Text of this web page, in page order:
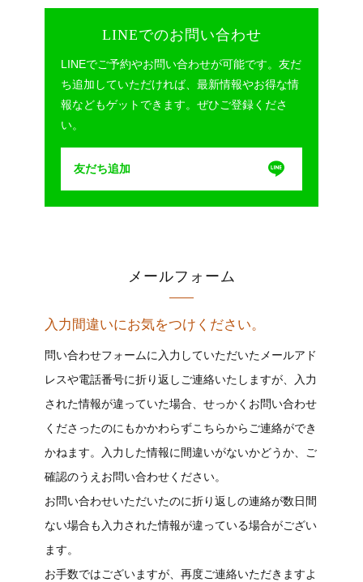
LINEでのお問い合わせ
LINEでご予約やお問い合わせが可能です。友だ
ち追加していただければ、最新情報やお得な情
報などもゲットできます。ぜひご登録くださ
い。
友だち追加
メールフォーム
入力間違いにお気をつけください。
問い合わせフォームに入力していただいたメールアド
レスや電話番号に折り返しご連絡いたしますが、入力
された情報が違っていた場合、せっかくお問い合わせ
くださったのにもかかわらずこちらからご連絡ができ
かねます。入力した情報に間違いがないかどうか、ご
確認のうえお問い合わせください。
お問い合わせいただいたのに折り返しの連絡が数日間
ない場合も入力された情報が違っている場合がござい
ます。
お手数ではございますが、再度ご連絡いただきますよ